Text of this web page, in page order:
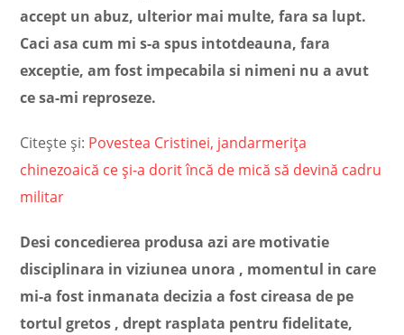
accept un abuz, ulterior mai multe, fara sa lupt.
Caci asa cum mi s-a spus intotdeauna, fara
exceptie, am fost impecabila si nimeni nu a avut
ce sa-mi reproseze.
Citește și: Povestea Cristinei, jandarmerița
chinezoaică ce și-a dorit încă de mică să devină cadru
militar
Desi concedierea produsa azi are motivatie
disciplinara in viziunea unora , momentul in care
mi-a fost inmanata decizia a fost cireasa de pe
tortul gretos , drept rasplata pentru fidelitate,